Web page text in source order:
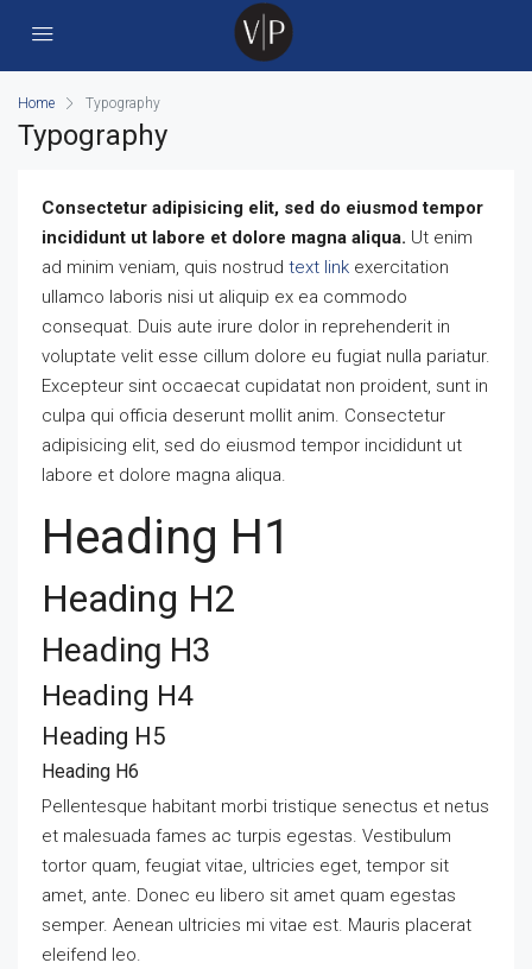
Home Typography
Typography
Consectetur adipisicing elit, sed do eiusmod tempor
incididunt ut labore et dolore magna aliqua. Ut enim
ad minim veniam, quis nostrud text link exercitation
ullamco laboris nisi ut aliquip ex ea commodo
consequat. Duis aute irure dolor in reprehenderit in
voluptate velit esse cillum dolore eu fugiat nulla pariatur.
Excepteur sint occaecat cupidatat non proident, sunt in
culpa qui officia deserunt mollit anim. Consectetur
adipisicing elit, sed do eiusmod tempor incididunt ut
labore et dolore magna aliqua.
Heading H1
Heading H2
Heading H3
Heading H4
Heading H5
Heading H6
Pellentesque habitant morbi tristique senectus et netus
et malesuada fames ac turpis egestas. Vestibulum
tortor quam, feugiat vitae, ultricies eget, tempor sit
amet, ante. Donec eu libero sit amet quam egestas
semper. Aenean ultricies mi vitae est. Mauris placerat
eleifend leo.